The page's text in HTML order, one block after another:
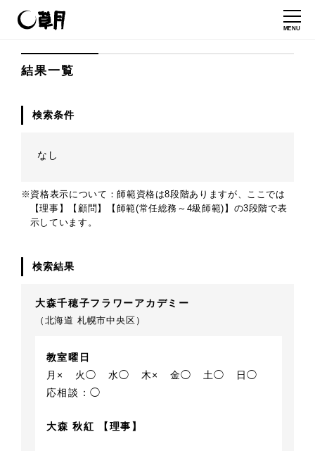
MENU
結果一覧
検索条件
なし
※資格表示について：師範資格は8段階ありますが、ここでは
【理事】【顧問】【師範(常任総務～4級師範)】の3段階で表
示しています。
検索結果
大森千穂子フラワーアカデミー
（北海道 札幌市中央区）
教室曜日
月×
火◯ 水◯ 木× 金◯ 土◯
日◯
応相談：◯
大森 秋紅 【理事】